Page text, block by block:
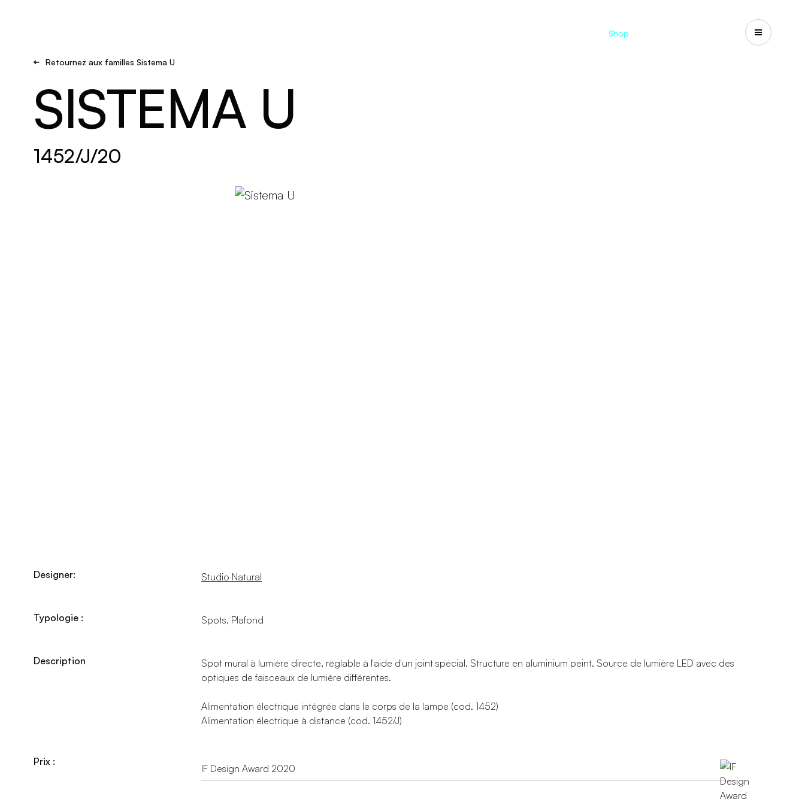
Shop
Retournez aux familles Sistema U
SISTEMA U
1452/J/20
Designer: Studio Natural
Typologie : Spots, Plafond
Description
Spot mural à lumière directe, réglable à l'aide d'un joint spécial. Structure en aluminium peint. Source de lumière LED avec des
optiques de faisceaux de lumière différentes.
Alimentation électrique intégrée dans le corps de la lampe (cod. 1452)
Alimentation électrique à distance (cod. 1452/J)
Prix :
IF Design Award 2020